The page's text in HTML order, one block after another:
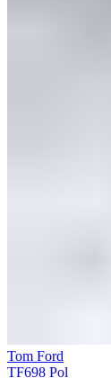
Tom Ford
TF698 Pol